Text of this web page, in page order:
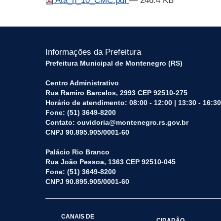
Informações da Prefeitura
Prefeitura Municipal de Montenegro (RS)
Centro Administrativo
Rua Ramiro Barcelos, 2993 CEP 92510-275
Horário de atendimento: 08:00 - 12:00 | 13:30 - 16:30
Fone: (51) 3649-8200
Contato: ouvidoria@montenegro.rs.gov.br
CNPJ 90.895.905/0001-60
Palácio Rio Branco
Rua João Pessoa, 1363 CEP 92510-045
Fone: (51) 3649-8200
CNPJ 90.895.905/0001-60
CANAIS DE